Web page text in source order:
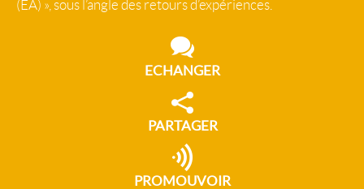
(EA) », sous l’angle des retours d’expériences.
ECHANGER
PARTAGER
PROMOUVOIR